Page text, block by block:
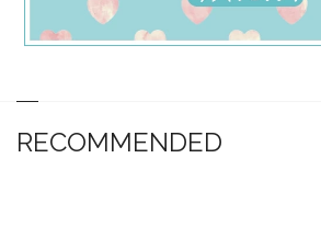
RECOMMENDED